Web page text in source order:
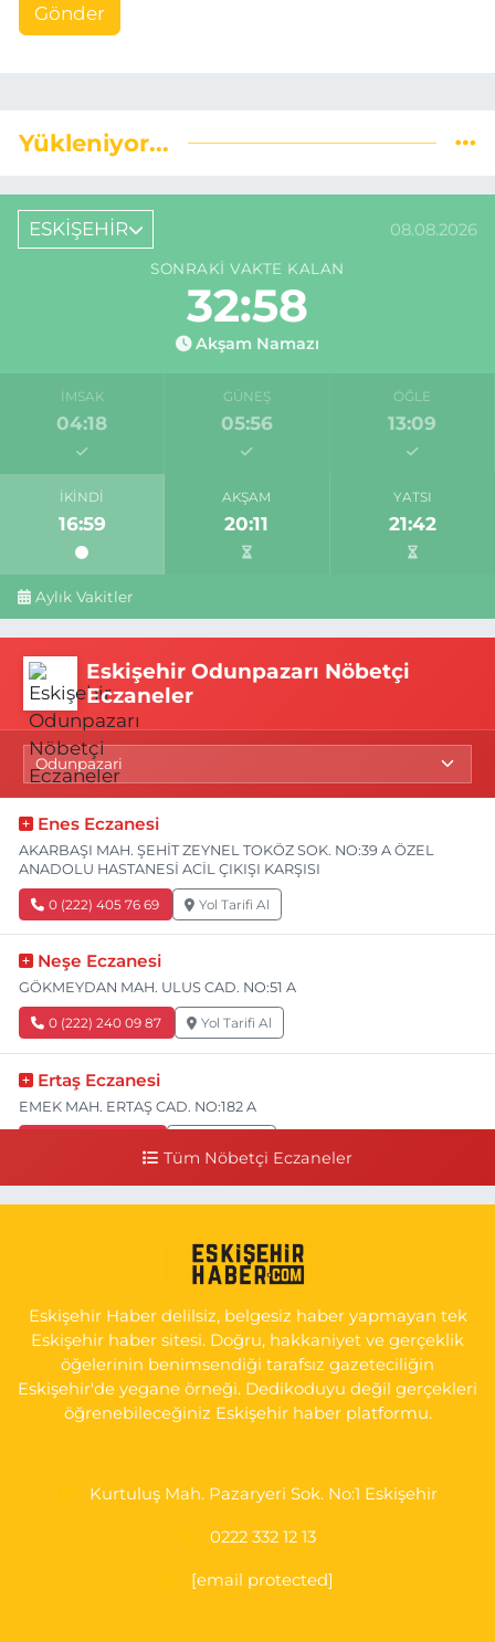
Gönder
Yükleniyor...
ESKİŞEHİR 08.08.2026
SONRAKI VAKTE KALAN
32:57
Akşam Namazı
İMSAK
04:18
GÜNEŞ
05:56
ÖĞLE
13:09
İKINDI
16:59
AKŞAM
20:11
YATSI
21:42
Aylık Vakitler
Eskişehir Odunpazarı Nöbetçi
Eczaneler
Enes Eczanesi
AKARBAŞI MAH. ŞEHİT ZEYNEL TOKÖZ SOK. NO:39 A ÖZEL
ANADOLU HASTANESİ ACİL ÇIKIŞI KARŞISI
0 (222) 405 76 69 Yol Tarifi Al
Neşe Eczanesi
GÖKMEYDAN MAH. ULUS CAD. NO:51 A
0 (222) 240 09 87 Yol Tarifi Al
Ertaş Eczanesi
EMEK MAH. ERTAŞ CAD. NO:182 A
YAN SOKAĞI POLİKLİNİK KAPISI TAM KARŞISI I
Yol Tarifi Al
Tüm Nöbetçi Eczaneler
Eskişehir Haber delilsiz, belgesiz haber yapmayan tek
Eskişehir haber sitesi. Doğru, hakkaniyet ve gerçeklik
öğelerinin benimsendiği tarafsız gazeteciliğin
Eskişehir'de yegane örneği. Dedikoduyu değil gerçekleri
öğrenebileceğiniz Eskişehir haber platformu.
Kurtuluş Mah. Pazaryeri Sok. No:1 Eskişehir
0222 332 12 13
[email protected]